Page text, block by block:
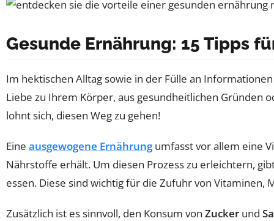
Gesunde Ernährung: 15 Tipps
Im hektischen Alltag sowie in der Fülle an
Liebe zu Ihrem Körper, aus gesundheitlichen Gründen
lohnt sich, diesen Weg zu gehen!
Eine ausgewogene Ernährungumfasst vor allem eine
Nährstoffe erhält. Um diesen Prozess zu erleichtern,
essen. Diese sind wichtig für die Zufuhr von
Zusätzlich ist es sinnvoll, den Konsum von Zucker und